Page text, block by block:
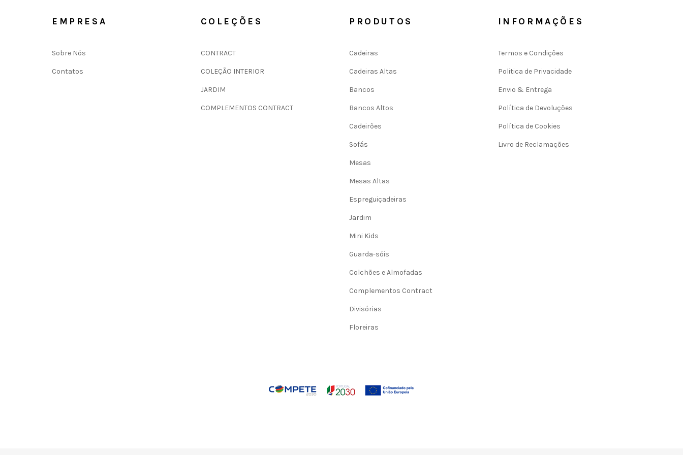
EMPRESA
Sobre Nós
Contatos
COLEÇÕES
CONTRACT
COLEÇÃO INTERIOR
JARDIM
COMPLEMENTOS CONTRACT
PRODUTOS
Cadeiras
Cadeiras Altas
Bancos
Bancos Altos
Cadeirões
Sofás
Mesas
Mesas Altas
Espreguiçadeiras
Jardim
Mini Kids
Guarda-sóis
Colchões e Almofadas
Complementos Contract
Divisórias
Floreiras
INFORMAÇÕES
Termos e Condições
Politica de Privacidade
Envio & Entrega
Política de Devoluções
Política de Cookies
Livro de Reclamações